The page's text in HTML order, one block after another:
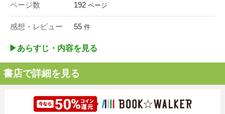
ページ数 192 ページ
感想・レビュー 55 件
▶︎あらすじ・内容を見る
書店で詳細を見る